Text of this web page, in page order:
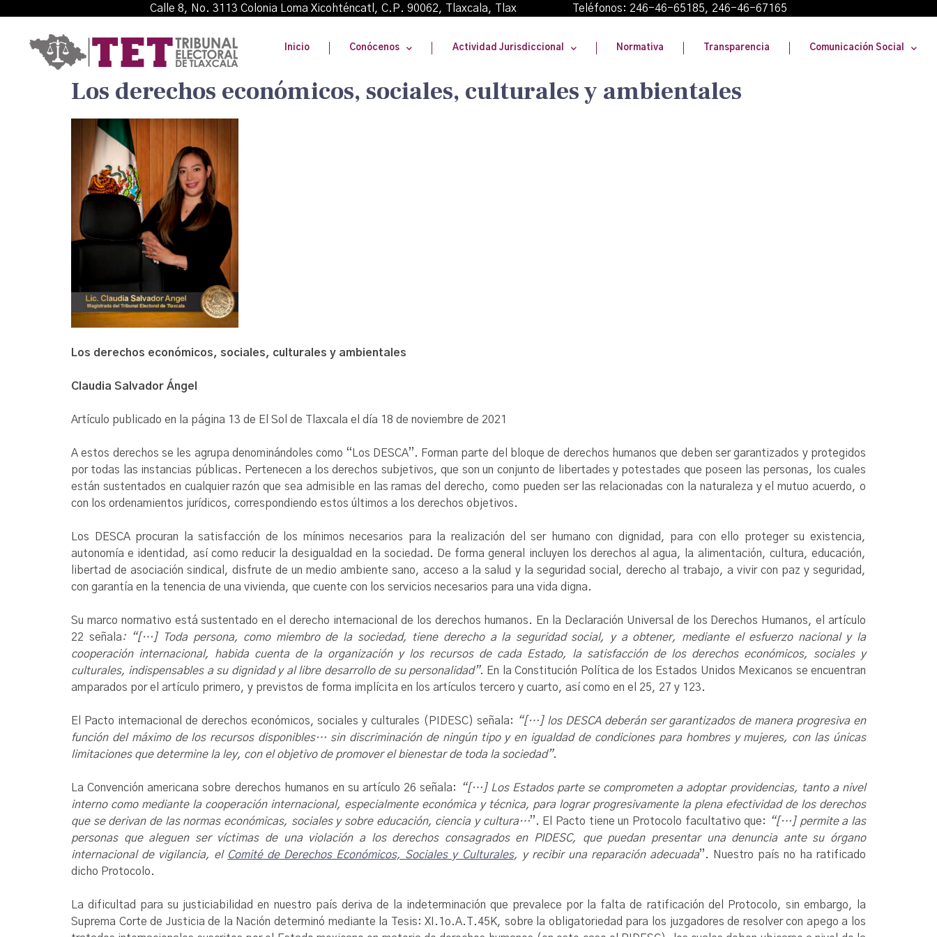
Calle 8, No. 3113 Colonia Loma Xicohténcatl, C.P. 90062, Tlaxcala, Tlax Teléfonos: 246-46-65185, 246-46-67165
Inicio Conócenos Actividad Jurisdiccional Normativa Transparencia Comunicación Social
Los derechos económicos, sociales, culturales y ambientales
Los derechos económicos, sociales, culturales y ambientales
Claudia Salvador Ángel
Artículo publicado en la página 13 de El Sol de Tlaxcala el día 18 de noviembre de 2021
A estos derechos se les agrupa denominándoles como “Los DESCA”. Forman parte del bloque de derechos humanos que deben ser garantizados y protegidos
por todas las instancias públicas. Pertenecen a los derechos subjetivos, que son un conjunto de libertades y potestades que poseen las personas, los cuales
están sustentados en cualquier razón que sea admisible en las ramas del derecho, como pueden ser las relacionadas con la naturaleza y el mutuo acuerdo, o
con los ordenamientos jurídicos, correspondiendo estos últimos a los derechos objetivos.
Los DESCA procuran la satisfacción de los mínimos necesarios para la realización del ser humano con dignidad, para con ello proteger su existencia,
autonomía e identidad, así como reducir la desigualdad en la sociedad. De forma general incluyen los derechos al agua, la alimentación, cultura, educación,
libertad de asociación sindical, disfrute de un medio ambiente sano, acceso a la salud y la seguridad social, derecho al trabajo, a vivir con paz y seguridad,
con garantía en la tenencia de una vivienda, que cuente con los servicios necesarios para una vida digna.
Su marco normativo está sustentado en el derecho internacional de los derechos humanos. En la Declaración Universal de los Derechos Humanos, el artículo
22 señala: “[…] Toda persona, como miembro de la sociedad, tiene derecho a la seguridad social, y a obtener, mediante el esfuerzo nacional y la
cooperación internacional, habida cuenta de la organización y los recursos de cada Estado, la satisfacción de los derechos económicos, sociales y
culturales, indispensables a su dignidad y al libre desarrollo de su personalidad”. En la Constitución Política de los Estados Unidos Mexicanos se encuentran
amparados por el artículo primero, y previstos de forma implícita en los artículos tercero y cuarto, así como en el 25, 27 y 123.
El Pacto internacional de derechos económicos, sociales y culturales (PIDESC) señala:
“[…] los DESCA deberán ser garantizados de manera progresiva en
función del máximo de los recursos disponibles… sin discriminación de ningún tipo y en igualdad de condiciones para hombres y mujeres, con las únicas
limitaciones que determine la ley, con el objetivo de promover el bienestar de toda la sociedad”.
La Convención americana sobre derechos humanos en su artículo 26 señala:
“[…] Los Estados parte se comprometen a adoptar providencias, tanto a nivel
interno como mediante la cooperación internacional, especialmente económica y técnica, para lograr progresivamente la plena efectividad de los derechos
que se derivan de las normas económicas, sociales y sobre educación, ciencia y cultura…”. El Pacto tiene un Protocolo facultativo que:
“[…] permite a las
personas que aleguen ser víctimas de una violación a los derechos consagrados en PIDESC, que puedan presentar una denuncia ante su órgano
internacional de vigilancia, el Comité de Derechos Económicos, Sociales y Culturales, y recibir una reparación adecuada”. Nuestro país no ha ratificado
dicho Protocolo.
La dificultad para su justiciabilidad en nuestro país deriva de la indeterminación que prevalece por la falta de ratificación del Protocolo, sin embargo, la
Suprema Corte de Justicia de la Nación determinó mediante la Tesis: XI.1o.A.T.45K, sobre la obligatoriedad para los juzgadores de resolver con apego a los